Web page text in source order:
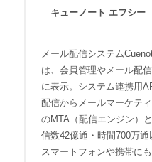
キューノート エフシー
メール配信システム
は、会員管理やメール配
に表示。システム連携用
配信からメールマーケテ
のMTA（配信エンジン）
信数42億通・時間700万
スマートフォンや携帯に